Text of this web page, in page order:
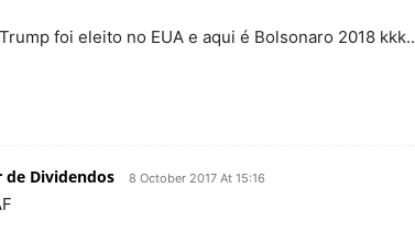
foi eleito no EUA e aqui é Bolsonaro 2018 kkk..
de Dividendos 8 October 2017 At 15:16